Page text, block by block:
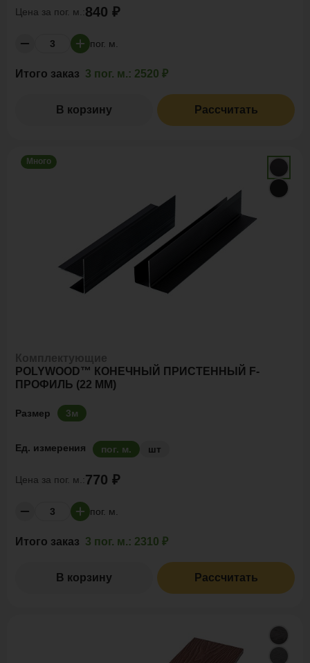
Цена за пог. м.:840 ₽
пог. м.
Итого заказ 3 пог. м.: 2520 ₽
В корзину Рассчитать
Много
POLYWOOD™ КОНЕЧНЫЙ ПРИСТЕННЫЙ F-
ПРОФИЛЬ (22 ММ)
Размер 3м
Ед. измерения пог. м. шт
Цена за пог. м.:770 ₽
пог. м.
Итого заказ 3 пог. м.: 2310 ₽
В корзину Рассчитать